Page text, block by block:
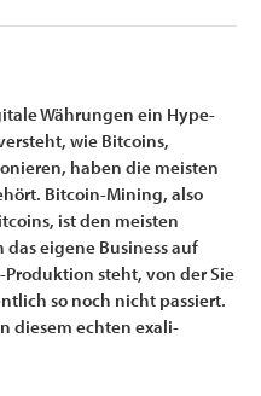
Währungen ein Hype-
wie Bitcoins,
haben die meisten
Bitcoin-Mining, also
ist den meisten
eigene Business auf
steht, von der Sie
so noch nicht passiert.
diesem echten exali-